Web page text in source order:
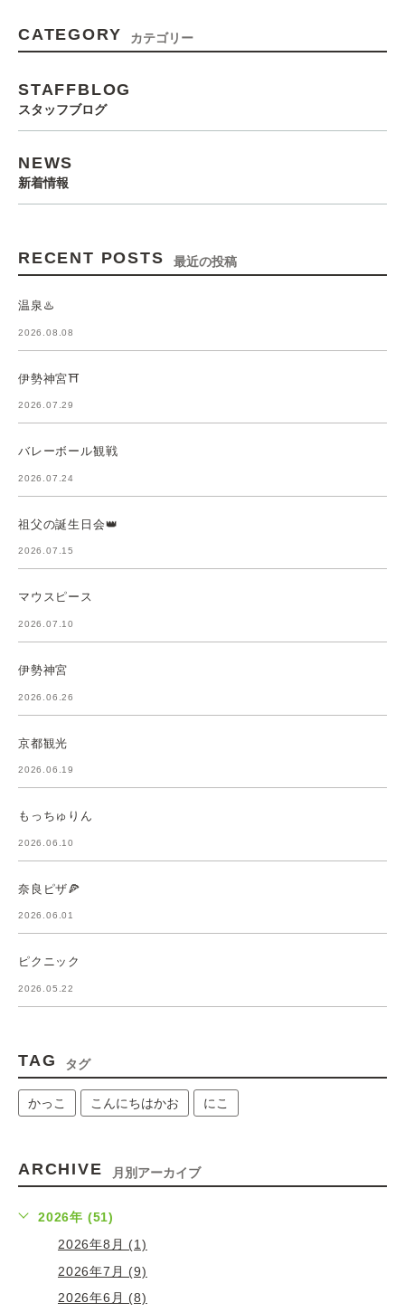
CATEGORY カテゴリー
STAFFBLOG
スタッフブログ
NEWS
新着情報
RECENT POSTS 最近の投稿
温泉♨️
2026.08.08
伊勢神宮⛩️
2026.07.29
バレーボール観戦
2026.07.24
祖父の誕生日会👑
2026.07.15
マウスピース
2026.07.10
伊勢神宮
2026.06.26
京都観光
2026.06.19
もっちゅりん
2026.06.10
奈良ピザ🍕
2026.06.01
ピクニック
2026.05.22
TAG タグ
かっこ こんにちはかお にこ
ARCHIVE 月別アーカイブ
2026年 (51)
2026年8月 (1)
2026年7月 (9)
2026年6月 (8)